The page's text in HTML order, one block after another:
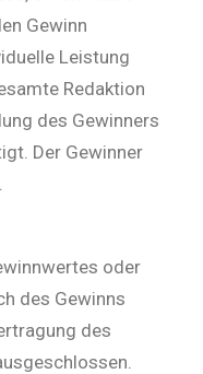
Gewinn
Leistung
Redaktion
des Gewinners
Der Gewinner
oder
des Gewinns
des